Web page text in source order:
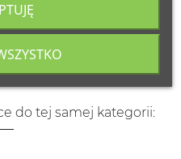
do tej samej kategorii: